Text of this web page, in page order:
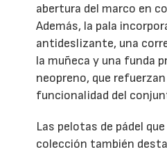
abertura del marco en
Además, la pala
antideslizante, una
la muñeca y una funda
neopreno, que
funcionalidad del
Las pelotas de pádel
colección también